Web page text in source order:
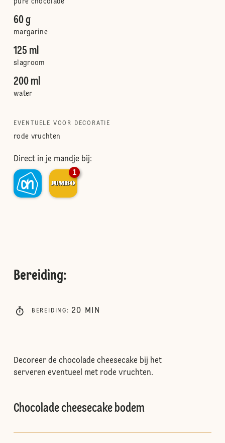
pure chocolade
60 g
margarine
125 ml
slagroom
200 ml
water
EVENTUELE VOOR DECORATIE
rode vruchten
Direct in je mandje bij:
1
Bereiding:
BEREIDING : 20 MIN
Decoreer de chocolade cheesecake bij het
serveren eventueel met rode vruchten.
Chocolade cheesecake bodem